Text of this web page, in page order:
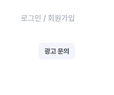
로그인 / 회원가입
광고 문의